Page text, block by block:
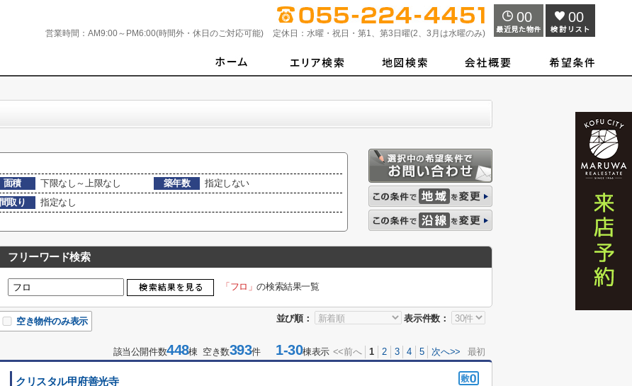
営業時間： AM9:00～PM6:00(時間外・休日のご対応可能) 定休日： 水曜・祝日・第1、第3日曜(2、3月は水曜のみ)
00 00
面積 下限なし～上限なし 築年数
指定しない
間取り
指定なし
フリーワード検索
「フロ」の検索結果一覧
並び順： 表示件数：
空き物件のみ表示
該当公開件数448棟 空き数393件1-30棟表示 <<前へ 1 2 3 4 5 次へ>> 最初
クリスタル甲府善光寺